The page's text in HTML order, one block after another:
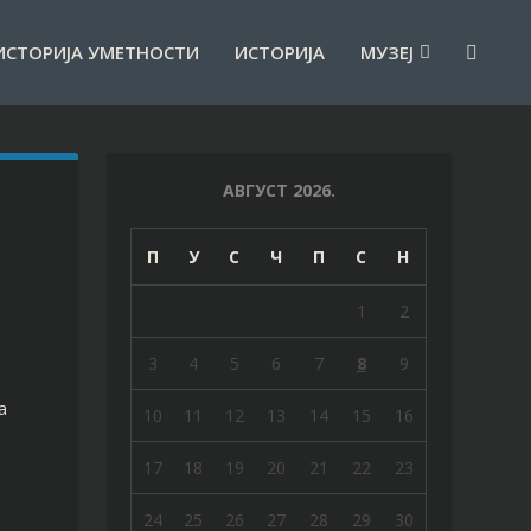
УМЕТНОСТИ ИСТОРИЈА МУЗЕЈ
АВГУСТ 2026.
П У С Ч П С Н
1 2
3 4 5 6 7 8 9
10 11 12 13 14 15 16
17 18 19 20 21 22 23
24 25 26 27 28 29 30